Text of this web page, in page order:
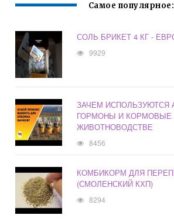
Самое популярное:
СОЛЬ БРИКЕТ 4 КГ -
9929
ЗАЧЕМ ИСПОЛЬЗУЮТСЯ
ГОРМОНЫ И КОРМОВЫЕ
ЖИВОТНОВОДСТВЕ
8456
КОМБИКОРМ ДЛЯ
(СМОЛЕНСКИЙ КХП)
8294